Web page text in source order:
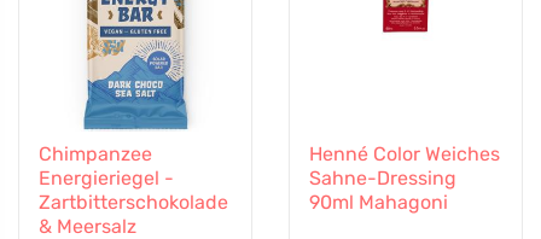
Chimpanzee
Energieriegel -
Zartbitterschokolade
& Meersalz
Henné Color Weiches
Sahne-Dressing
90ml Mahagoni